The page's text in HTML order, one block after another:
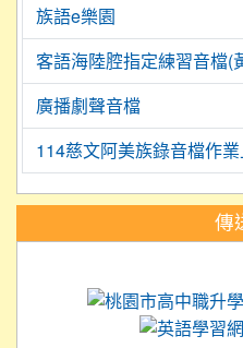
族語e樂園
客語海陸腔指定練習音檔(
廣播劇聲音檔
114慈文阿美族錄音檔作業
傳